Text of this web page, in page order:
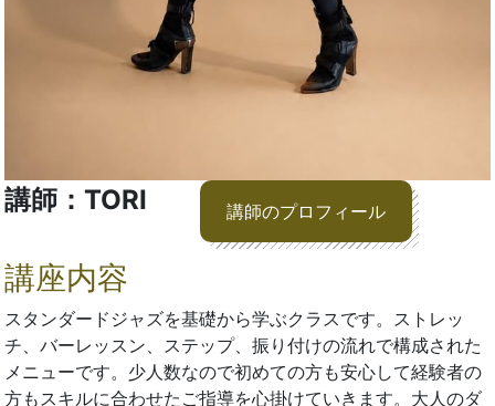
講師：TORI 講師のプロフィール
講座内容
スタンダードジャズを基礎から学ぶクラスです。ストレッ
チ、バーレッスン、ステップ、振り付けの流れで構成された
メニューです。少人数なので初めての方も安心して経験者の
方もスキルに合わせたご指導を心掛けていきます。大人のダ